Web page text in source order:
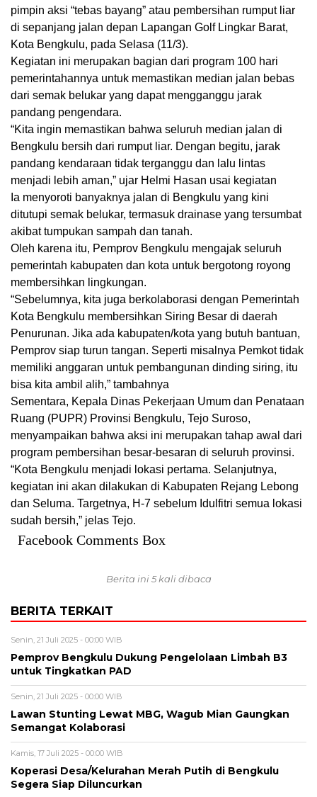
pimpin aksi “tebas bayang” atau pembersihan rumput liar
di sepanjang jalan depan Lapangan Golf Lingkar Barat,
Kota Bengkulu, pada Selasa (11/3).
Kegiatan ini merupakan bagian dari program 100 hari
pemerintahannya untuk memastikan median jalan bebas
dari semak belukar yang dapat mengganggu jarak
pandang pengendara.
“Kita ingin memastikan bahwa seluruh median jalan di
Bengkulu bersih dari rumput liar. Dengan begitu, jarak
pandang kendaraan tidak terganggu dan lalu lintas
menjadi lebih aman,” ujar Helmi Hasan usai kegiatan
Ia menyoroti banyaknya jalan di Bengkulu yang kini
ditutupi semak belukar, termasuk drainase yang tersumbat
akibat tumpukan sampah dan tanah.
Oleh karena itu, Pemprov Bengkulu mengajak seluruh
pemerintah kabupaten dan kota untuk bergotong royong
membersihkan lingkungan.
“Sebelumnya, kita juga berkolaborasi dengan Pemerintah
Kota Bengkulu membersihkan Siring Besar di daerah
Penurunan. Jika ada kabupaten/kota yang butuh bantuan,
Pemprov siap turun tangan. Seperti misalnya Pemkot tidak
memiliki anggaran untuk pembangunan dinding siring, itu
bisa kita ambil alih,” tambahnya
Sementara, Kepala Dinas Pekerjaan Umum dan Penataan
Ruang (PUPR) Provinsi Bengkulu, Tejo Suroso,
menyampaikan bahwa aksi ini merupakan tahap awal dari
program pembersihan besar-besaran di seluruh provinsi.
“Kota Bengkulu menjadi lokasi pertama. Selanjutnya,
kegiatan ini akan dilakukan di Kabupaten Rejang Lebong
dan Seluma. Targetnya, H-7 sebelum Idulfitri semua lokasi
sudah bersih,” jelas Tejo.
Facebook Comments Box
Berita ini 5 kali dibaca
BERITA TERKAIT
Senin, 21 Juli 2025 - 00:00 WIB
Pemprov Bengkulu Dukung Pengelolaan Limbah B3
untuk Tingkatkan PAD
Senin, 21 Juli 2025 - 00:00 WIB
Lawan Stunting Lewat MBG, Wagub Mian Gaungkan
Semangat Kolaborasi
Kamis, 17 Juli 2025 - 00:00 WIB
Koperasi Desa/Kelurahan Merah Putih di Bengkulu
Segera Siap Diluncurkan